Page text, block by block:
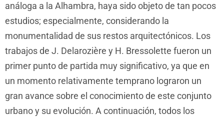
análoga a la Alhambra, haya sido objeto de tan pocos
estudios; especialmente, considerando la
monumentalidad de sus restos arquitectónicos. Los
trabajos de J. Delarozière y H. Bressolette fueron un
primer punto de partida muy significativo, ya que en
un momento relativamente temprano lograron un
gran avance sobre el conocimiento de este conjunto
urbano y su evolución. A continuación, todos los